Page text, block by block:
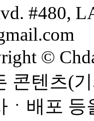
#480,
©
콘텐츠(
ㆍ배포 등